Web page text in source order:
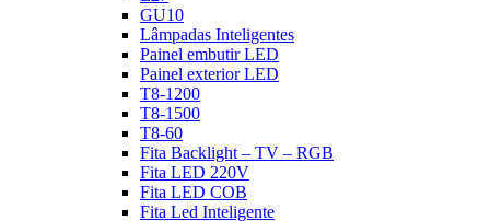
GU10
Lâmpadas Inteligentes
Painel embutir LED
Painel exterior LED
T8-1200
T8-1500
T8-60
Fita Backlight – TV – RGB
Fita LED 220V
Fita LED COB
Fita Led Inteligente